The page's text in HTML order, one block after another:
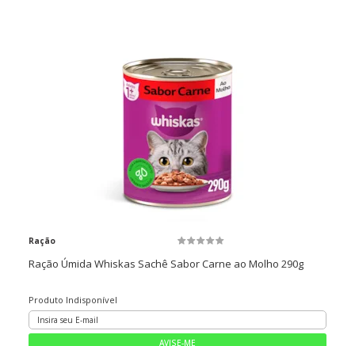
Ração
Ração Úmida Whiskas Sachê Sabor Carne ao Molho 290g
Produto Indisponível